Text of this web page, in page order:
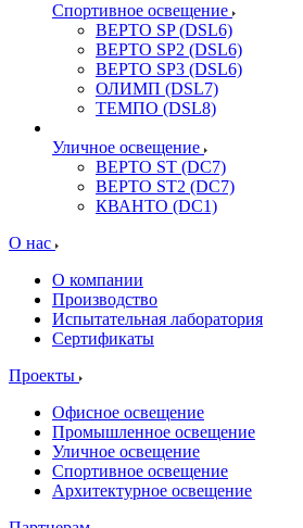
Спортивное освещение
ВЕРТО SP (DSL6)
ВЕРТО SP2 (DSL6)
ВЕРТО SP3 (DSL6)
ОЛИМП (DSL7)
ТЕМПО (DSL8)
Уличное освещение
ВЕРТО ST (DC7)
ВЕРТО ST2 (DC7)
КВАНТО (DC1)
О нас
О компании
Производство
Испытательная лаборатория
Сертификаты
Проекты
Офисное освещение
Промышленное освещение
Уличное освещение
Спортивное освещение
Архитектурное освещение